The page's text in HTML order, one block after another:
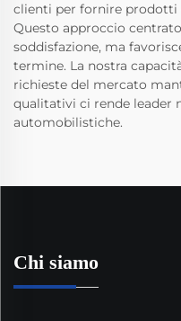
clienti per fornire prodotti
Questo approccio
soddisfazione, ma
termine. La nostra
richieste del mercato
qualitativi ci rende leader
automobilistiche.
Chi siamo